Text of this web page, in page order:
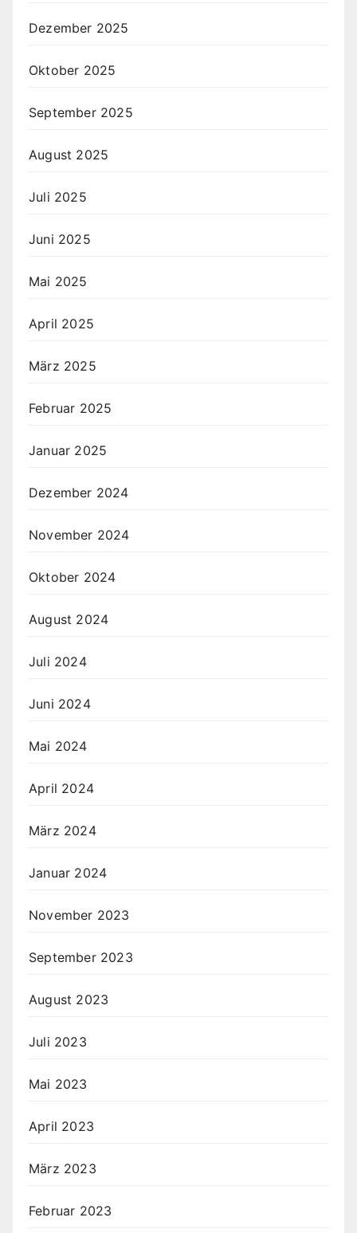
Dezember 2025
Oktober 2025
September 2025
August 2025
Juli 2025
Juni 2025
Mai 2025
April 2025
März 2025
Februar 2025
Januar 2025
Dezember 2024
November 2024
Oktober 2024
August 2024
Juli 2024
Juni 2024
Mai 2024
April 2024
März 2024
Januar 2024
November 2023
September 2023
August 2023
Juli 2023
Mai 2023
April 2023
März 2023
Februar 2023